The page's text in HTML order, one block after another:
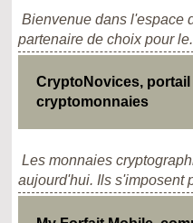
Bienvenue dans l'espace
partenaire de choix pour
CryptoNovices,
cryptomonnaies
Les monnaies
aujourd'hui. Ils s'imposent